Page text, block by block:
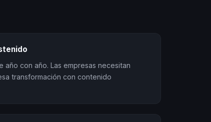
año con año. Las empresas necesitan
transformación con contenido